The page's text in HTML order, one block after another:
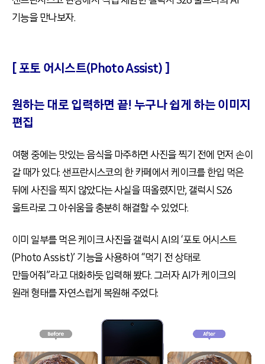
기능을 만나보자.
[ 포토 어시스트(Photo Assist) ]
원하는 대로 입력하면 끝! 누구나 쉽게 하는 이미지
편집
여행 중에는 맛있는 음식을 마주하면 사진을 찍기 전에 먼저 손이
갈 때가 있다. 샌프란시스코의 한 카페에서 케이크를 한입 먹은
뒤에 사진을 찍지 않았다는 사실을 떠올렸지만, 갤럭시 S26
울트라로 그 아쉬움을 충분히 해결할 수 있었다.
이미 일부를 먹은 케이크 사진을 갤럭시 AI의 ‘포토 어시스트
(Photo Assist)’ 기능을 사용하여 “먹기 전 상태로
만들어줘”라고 대화하듯 입력해 봤다. 그러자 AI가 케이크의
원래 형태를 자연스럽게 복원해 주었다.